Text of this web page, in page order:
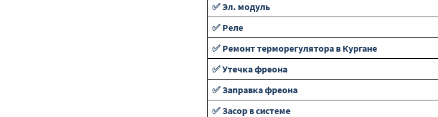
✅ Эл. модуль
✅ Реле
✅ Ремонт терморегулятора в Кургане
✅ Утечка фреона
✅ Заправка фреона
✅ Засор в системе